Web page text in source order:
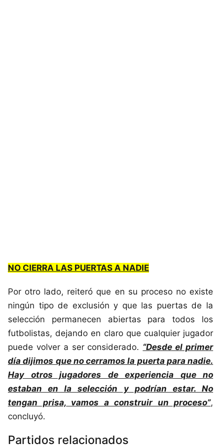
NO CIERRA LAS PUERTAS A NADIE
Por otro lado, reiteró que en su proceso no existe
ningún tipo de exclusión y que las puertas de la
selección permanecen abiertas para todos los
futbolistas, dejando en claro que cualquier jugador
puede volver a ser considerado. “Desde el primer
día dijimos que no cerramos la puerta para nadie.
Hay otros jugadores de experiencia que no
estaban en la selección y podrían estar. No
tengan prisa, vamos a construir un proceso”,
concluyó.
Partidos relacionados